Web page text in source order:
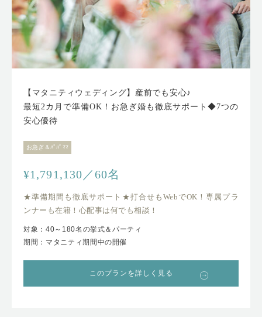
【マタニティウェディング】産前でも安心♪
最短2カ月で準備OK！お急ぎ婚も徹底サポート◆7つの
安心優待
お急ぎ＆ﾊﾟﾊﾟﾏﾏ
¥1,791,130／60名
★準備期間も徹底サポート★打合せもWebでOK！専属プラ
ンナーも在籍！心配事は何でも相談！
対象：40～180名の挙式＆パーティ
期間：マタニティ期間中の開催
このプランを詳しく見る